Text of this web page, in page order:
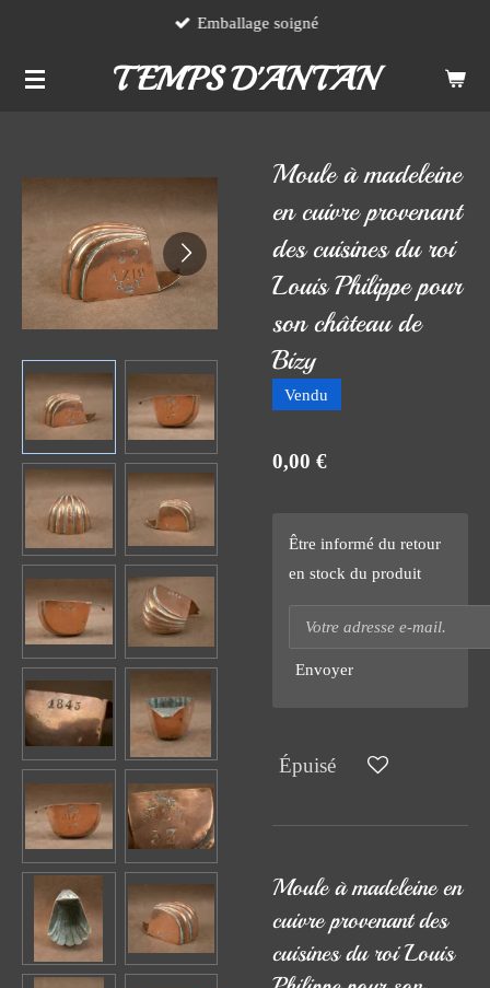
contenu
TEMPS D'ANTAN
Emballage soigné
Moule à madeleine
en cuivre provenant
des cuisines du roi
Louis Philippe pour
son château de
Bizy
Vendu
0,00 €
Être informé du retour
en stock du produit
Envoyer
Épuisé
Moule à madeleine en
cuivre provenant des
cuisines du roi Louis